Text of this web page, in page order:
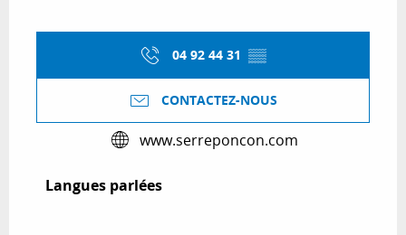
04 92 44 31 ▒▒
CONTACTEZ-NOUS
www.serreponcon.com
Langues parlées
Langues parlées